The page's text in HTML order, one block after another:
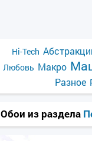
Hi-Tech
Любовь Макро
Разное
Обои из раздела